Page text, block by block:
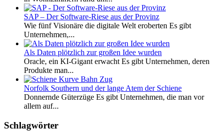
SAP – Der Software-Riese aus der Provinz
Wie fünf Visionäre die digitale Welt eroberten Es gibt
Unternehmen,...
Als Daten plötzlich zur großen Idee wurden
Oracle, ein KI-Gigant erwacht Es gibt Unternehmen, deren
Produkte man...
Norfolk Southern und der lange Atem der Schiene
Donnernde Güterzüge Es gibt Unternehmen, die man vor
allem auf...
Schlagwörter